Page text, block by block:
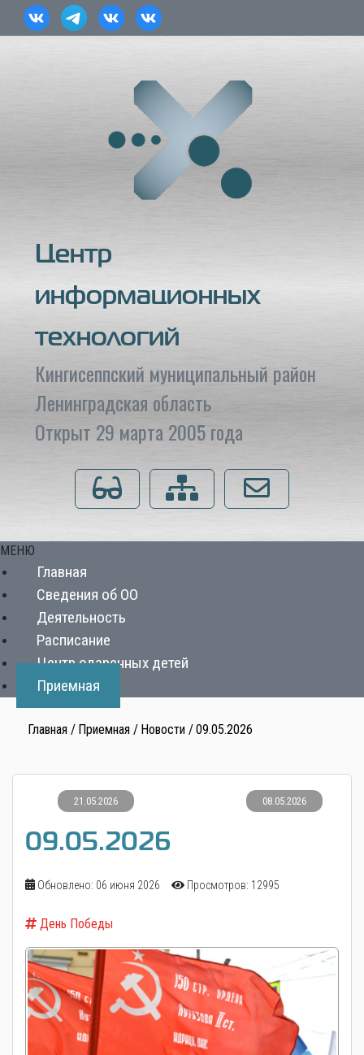
Центр
информационных
технологий
Кингисеппский муниципальный район
Ленинградская область
Открыт 29 марта 2005 года
Для слабовидящихКарта сайта Напишите нам
МЕНЮ
Главная
Сведения об ОО
Деятельность
Расписание
Центр одаренных детей
Приемная
Главная Приемная Новости 09.05.2026
21.05.2026 08.05.2026
09.05.2026
Обновлено: 06 июня 2026 Просмотров: 12995
День Победы